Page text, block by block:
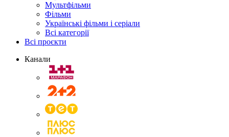
Мультфільми
Фільми
Українські фільми і серіали
Всі категорії
Всі проєкти
Канали